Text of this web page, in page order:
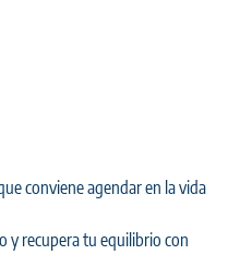
conviene agendar en la vida
y recupera tu equilibrio con